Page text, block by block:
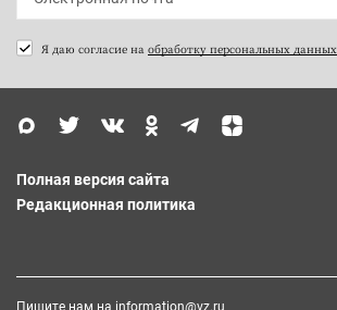
Я даю согласие на обработку персональных данных
Полная версия сайта
Редакционная политика
Пишите нам на information@vz.ru